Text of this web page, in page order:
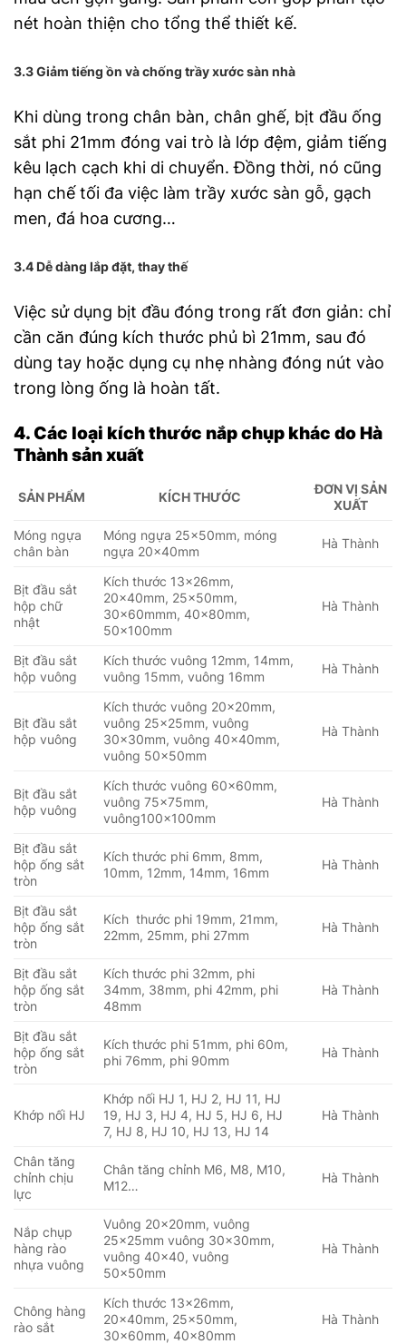
nét hoàn thiện cho tổng thể thiết kế.
3.3 Giảm tiếng ồn và chống trầy xước sàn nhà
Khi dùng trong chân bàn, chân ghế, bịt đầu ống
sắt phi 21mm đóng vai trò là lớp đệm, giảm tiếng
kêu lạch cạch khi di chuyển. Đồng thời, nó cũng
hạn chế tối đa việc làm trầy xước sàn gỗ, gạch
men, đá hoa cương…
3.4 Dễ dàng lắp đặt, thay thế
Việc sử dụng bịt đầu đóng trong rất đơn giản: chỉ
cần căn đúng kích thước phủ bì 21mm, sau đó
dùng tay hoặc dụng cụ nhẹ nhàng đóng nút vào
trong lòng ống là hoàn tất.
4. Các loại kích thước nắp chụp khác do Hà
Thành sản xuất
SẢN PHẨM KÍCH THƯỚC
ĐƠN VỊ SẢN
XUẤT
Móng ngựa
chân bàn
Móng ngựa 25x50mm, móng
ngựa 20x40mm
Hà Thành
Bịt đầu sắt
hộp chữ
nhật
Kích thước 13x26mm,
20x40mm, 25x50mm,
30x60mmm, 40x80mm,
50x100mm
Hà Thành
Bịt đầu sắt
hộp vuông
Kích thước vuông 12mm, 14mm,
vuông 15mm, vuông 16mm
Hà Thành
Bịt đầu sắt
hộp vuông
Kích thước vuông 20x20mm,
vuông 25x25mm, vuông
30x30mm, vuông 40x40mm,
vuông 50x50mm
Hà Thành
Bịt đầu sắt
hộp vuông
Kích thước vuông 60x60mm,
vuông 75x75mm,
vuông100x100mm
Hà Thành
Bịt đầu sắt
hộp ống sắt
tròn
Kích thước phi 6mm, 8mm,
10mm, 12mm, 14mm, 16mm
Hà Thành
Bịt đầu sắt
hộp ống sắt
tròn
Kích thước phi 19mm, 21mm,
22mm, 25mm, phi 27mm
Hà Thành
Bịt đầu sắt
hộp ống sắt
tròn
Kích thước phi 32mm, phi
34mm, 38mm, phi 42mm, phi
48mm
Hà Thành
Bịt đầu sắt
hộp ống sắt
tròn
Kích thước phi 51mm, phi 60m,
phi 76mm, phi 90mm
Hà Thành
Khớp nối HJ
Khớp nối HJ 1, HJ 2, HJ 11, HJ
19, HJ 3, HJ 4, HJ 5, HJ 6, HJ
7, HJ 8, HJ 10, HJ 13, HJ 14
Hà Thành
Chân tăng
chỉnh chịu
lực
Chân tăng chỉnh M6, M8, M10,
M12…
Hà Thành
Nắp chụp
hàng rào
nhựa vuông
Vuông 20x20mm, vuông
25x25mm vuông 30x30mm,
vuông 40×40, vuông
50x50mm
Hà Thành
Chông hàng
rào sắt
Kích thước 13x26mm,
20x40mm, 25x50mm,
30x60mm, 40x80mm
Hà Thành